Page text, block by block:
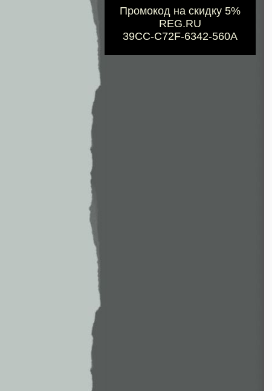
Промокод на скидку 5%
REG.RU
39CC-C72F-6342-560A